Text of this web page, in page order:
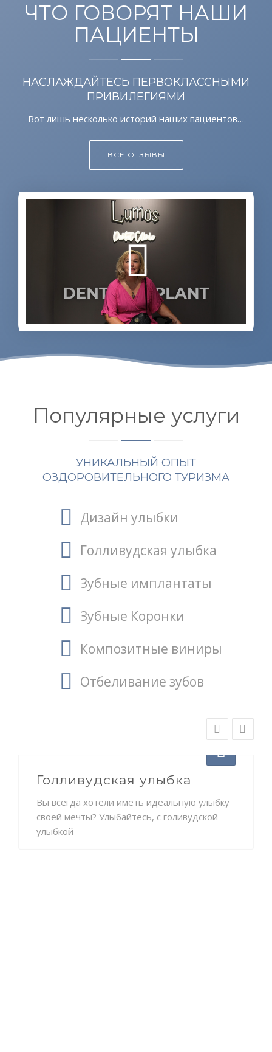
ЧТО ГОВОРЯТ НАШИ
ПАЦИЕНТЫ
НАСЛАЖДАЙТЕСЬ ПЕРВОКЛАССНЫМИ
ПРИВИЛЕГИЯМИ
Вот лишь несколько историй наших пациентов…
ВСЕ ОТЗЫВЫ
Популярные услуги
УНИКАЛЬНЫЙ ОПЫТ
ОЗДОРОВИТЕЛЬНОГО ТУРИЗМА
Дизайн улыбки
Голливудская улыбка
Зубные имплантаты
Зубные Коронки
Композитные виниры
Отбеливание зубов
Голливудская улыбка
Вы всегда хотели иметь идеальную улыбку
своей мечты? Улыбайтесь, с голивудской
улыбкой